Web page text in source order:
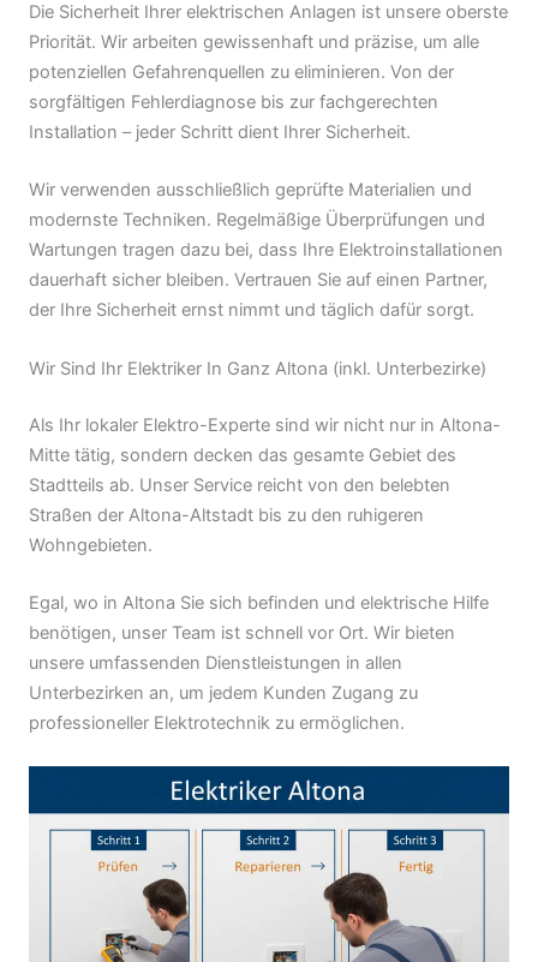
Die Sicherheit Ihrer elektrischen Anlagen ist unsere oberste
Priorität. Wir arbeiten gewissenhaft und präzise, um alle
potenziellen Gefahrenquellen zu eliminieren. Von der
sorgfältigen Fehlerdiagnose bis zur fachgerechten
Installation – jeder Schritt dient Ihrer Sicherheit.
Wir verwenden ausschließlich geprüfte Materialien und
modernste Techniken. Regelmäßige Überprüfungen und
Wartungen tragen dazu bei, dass Ihre Elektroinstallationen
dauerhaft sicher bleiben. Vertrauen Sie auf einen Partner,
der Ihre Sicherheit ernst nimmt und täglich dafür sorgt.
Wir Sind Ihr Elektriker In Ganz Altona (inkl. Unterbezirke)
Als Ihr lokaler Elektro-Experte sind wir nicht nur in Altona-
Mitte tätig, sondern decken das gesamte Gebiet des
Stadtteils ab. Unser Service reicht von den belebten
Straßen der Altona-Altstadt bis zu den ruhigeren
Wohngebieten.
Egal, wo in Altona Sie sich befinden und elektrische Hilfe
benötigen, unser Team ist schnell vor Ort. Wir bieten
unsere umfassenden Dienstleistungen in allen
Unterbezirken an, um jedem Kunden Zugang zu
professioneller Elektrotechnik zu ermöglichen.